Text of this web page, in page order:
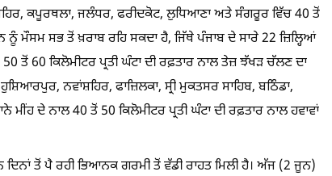
ਕਪੂਰਥਲਾ, ਜਲੰਧਰ, ਫਰੀਦਕੋਟ, ਲੁਧਿਆਣਾ ਅਤੇ ਸੰਗਰੂਰ ਵਿੱਚ 40 ਤੋਂ
ਮੌਸਮ ਸਭ ਤੋਂ ਖ਼ਰਾਬ ਰਹਿ ਸਕਦਾ ਹੈ, ਜਿੱਥੇ ਪੰਜਾਬ ਦੇ ਸਾਰੇ 22 ਜ਼ਿਲ੍ਹਿਆਂ
ਤੋਂ 60 ਕਿਲੋਮੀਟਰ ਪ੍ਰਤੀ ਘੰਟਾ ਦੀ ਰਫ਼ਤਾਰ ਨਾਲ ਤੇਜ਼ ਝੱਖੜ ਚੱਲਣ ਦਾ
ਨਵਾਂਸ਼ਹਿਰ, ਫਾਜ਼ਿਲਕਾ, ਸ੍ਰੀ ਮੁਕਤਸਰ ਸਾਹਿਬ, ਬਠਿੰਡਾ,
ਦੇ ਨਾਲ 40 ਤੋਂ 50 ਕਿਲੋਮੀਟਰ ਪ੍ਰਤੀ ਘੰਟਾ ਦੀ ਰਫ਼ਤਾਰ ਨਾਲ ਹਵਾਵਾਂ
ਤੋਂ ਪੈ ਰਹੀ ਭਿਆਨਕ ਗਰਮੀ ਤੋਂ ਵੱਡੀ ਰਾਹਤ ਮਿਲੀ ਹੈ। ਅੱਜ (2 ਜੂਨ)